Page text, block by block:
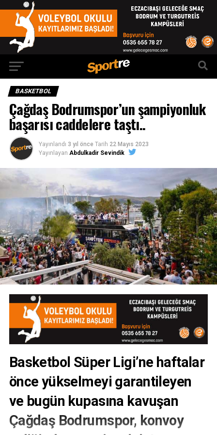
BASKETBOL
Çağdaş Bodrumspor’un şampiyonluk
başarısı caddelere taştı..
Yayınlandı 3 yıl önce Tarih 22 Mayıs 2023
Yayınlayan Abdulkadir Sevindik
Basketbol Süper Ligi’ne haftalar
önce yükselmeyi garantileyen
ve bugün kupasına kavuşan
Çağdaş Bodrumspor, konvoy